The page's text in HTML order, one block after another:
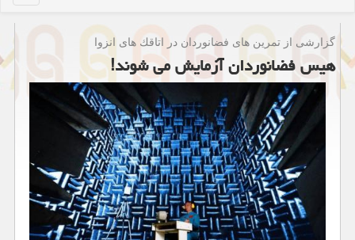
گزارشی از تمرین های فضانوردان در اتاقك های انزوا
هیس فضانوردان آزمایش می شوند!